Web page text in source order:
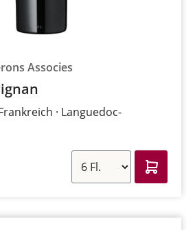
Associes
Languedoc-